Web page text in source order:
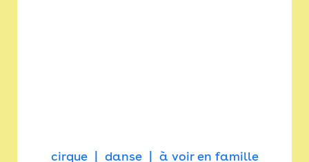
cirque danse à voir en famille